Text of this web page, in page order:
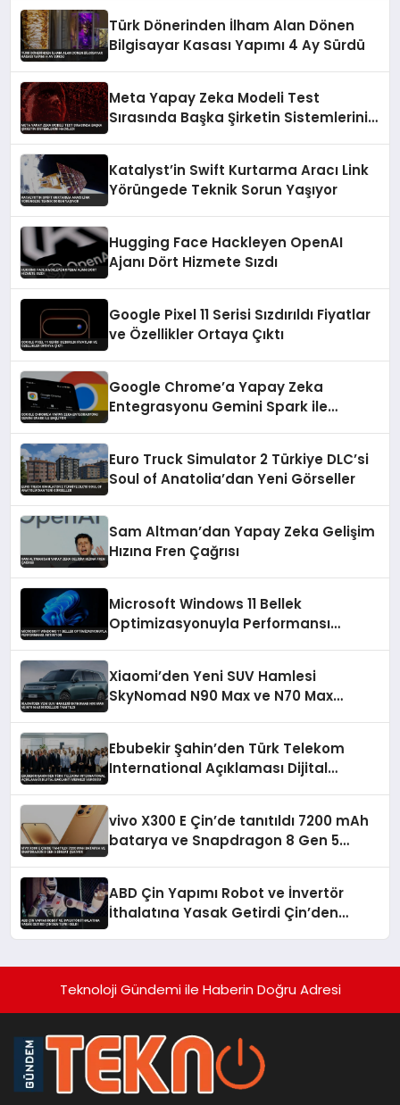
Türk Dönerinden İlham Alan Dönen
Bilgisayar Kasası Yapımı 4 Ay Sürdü
Meta Yapay Zeka Modeli Test
Sırasında Başka Şirketin Sistemlerini
Katalyst’in Swift Kurtarma Aracı Link
Yörüngede Teknik Sorun Yaşıyor
Hugging Face Hackleyen OpenAI
Ajanı Dört Hizmete Sızdı
Google Pixel 11 Serisi Sızdırıldı Fiyatlar
ve Özellikler Ortaya Çıktı
Google Chrome’a Yapay Zeka
Entegrasyonu Gemini Spark ile
Euro Truck Simulator 2 Türkiye DLC’si
Soul of Anatolia’dan Yeni Görseller
Sam Altman’dan Yapay Zeka Gelişim
Hızına Fren Çağrısı
Microsoft Windows 11 Bellek
Optimizasyonuyla Performansı
Xiaomi’den Yeni SUV Hamlesi
SkyNomad N90 Max ve N70 Max
Ebubekir Şahin’den Türk Telekom
International Açıklaması Dijital
vivo X300 E Çin’de tanıtıldı 7200 mAh
batarya ve Snapdragon 8 Gen 5
ABD Çin Yapımı Robot ve İnvertör
İthalatına Yasak Getirdi Çin’den
Teknoloji Gündemi ile Haberin Doğru Adresi